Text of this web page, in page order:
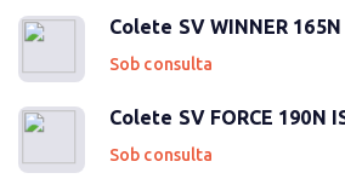
Colete SV WINNER 165N
Sob consulta
Colete SV FORCE 190N
Sob consulta